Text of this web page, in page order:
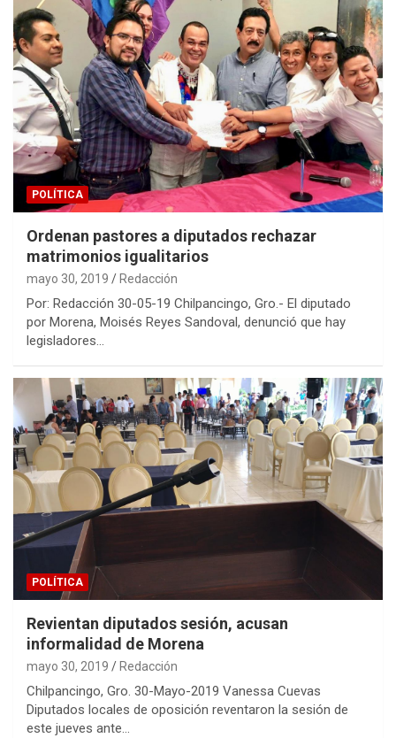
POLÍTICA
Ordenan pastores a diputados rechazar
matrimonios igualitarios
mayo 30, 2019 Redacción
Por: Redacción 30-05-19 Chilpancingo, Gro.- El diputado
por Morena, Moisés Reyes Sandoval, denunció que hay
legisladores…
POLÍTICA
Revientan diputados sesión, acusan
informalidad de Morena
mayo 30, 2019 Redacción
Chilpancingo, Gro. 30-Mayo-2019 Vanessa Cuevas
Diputados locales de oposición reventaron la sesión de
este jueves ante…